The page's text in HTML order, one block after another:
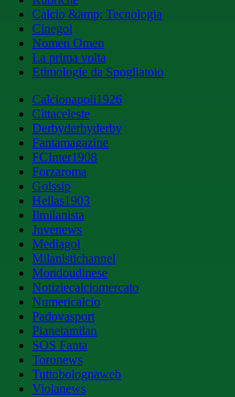
Calcio &amp; Tecnologia
Cinegol
Nomen Omen
La prima volta
Etimologie da Spogliatoio
Calcionapoli1926
Cittaceleste
Derbyderbyderby
Fantamagazine
FCInter1908
Forzaroma
Golssip
Hellas1903
Ilmilanista
Juvenews
Mediagol
Milanistichannel
Mondoudinese
Notiziecalciomercato
Numericalcio
Padovasport
Pianetamilan
SOS Fanta
Toronews
Tuttobolognaweb
Violanews